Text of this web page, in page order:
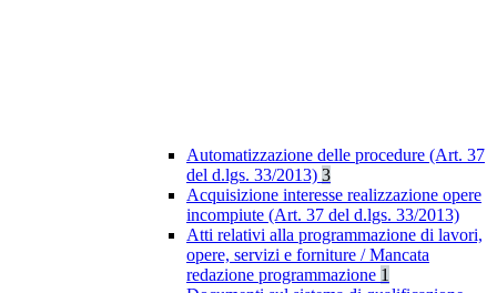
Automatizzazione delle procedure (Art. 37
del d.lgs. 33/2013) 3
Acquisizione interesse realizzazione opere
incompiute (Art. 37 del d.lgs. 33/2013)
Atti relativi alla programmazione di lavori,
opere, servizi e forniture / Mancata
redazione programmazione 1